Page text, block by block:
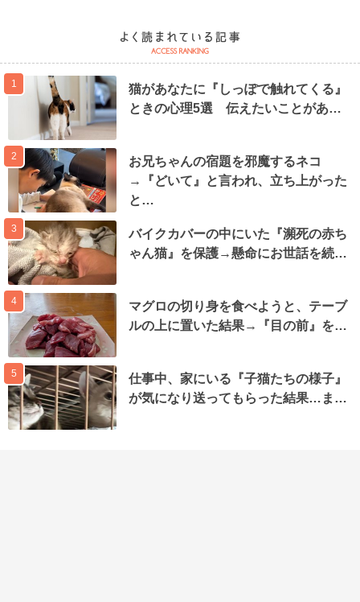
1
猫があなたに『しっぽで触れてくる』
ときの心理5選 伝えたいことがあ…
2
お兄ちゃんの宿題を邪魔するネコ
→『どいて』と言われ、立ち上がった
と…
3
バイクカバーの中にいた『瀕死の赤ち
ゃん猫』を保護→懸命にお世話を続…
4
マグロの切り身を食べようと、テーブ
ルの上に置いた結果→『目の前』を…
5
仕事中、家にいる『子猫たちの様子』
が気になり送ってもらった結果…ま…